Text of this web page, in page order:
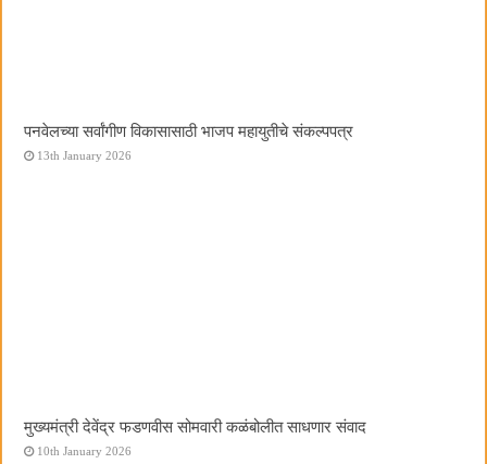
पनवेलच्या सर्वांगीण विकासासाठी भाजप महायुतीचे संकल्पपत्र
13th January 2026
मुख्यमंत्री देवेंद्र फडणवीस सोमवारी कळंबोलीत साधणार संवाद
10th January 2026